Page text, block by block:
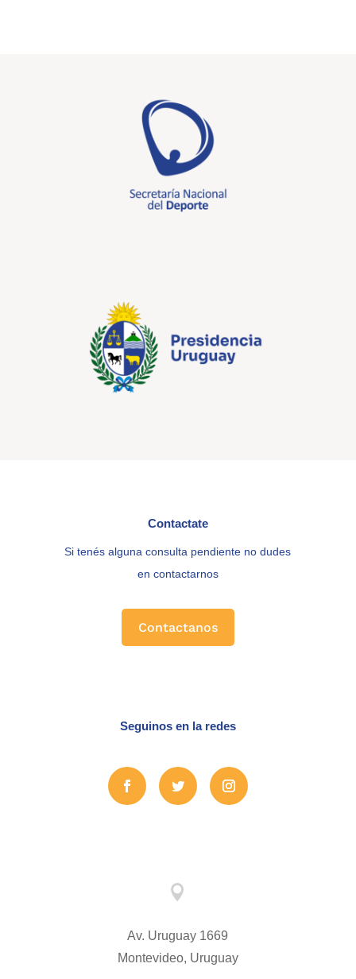
Contactate
Si tenés alguna consulta pendiente no dudes
en contactarnos
Contactanos
Seguinos en la redes

Av. Uruguay 1669
Montevideo, Uruguay